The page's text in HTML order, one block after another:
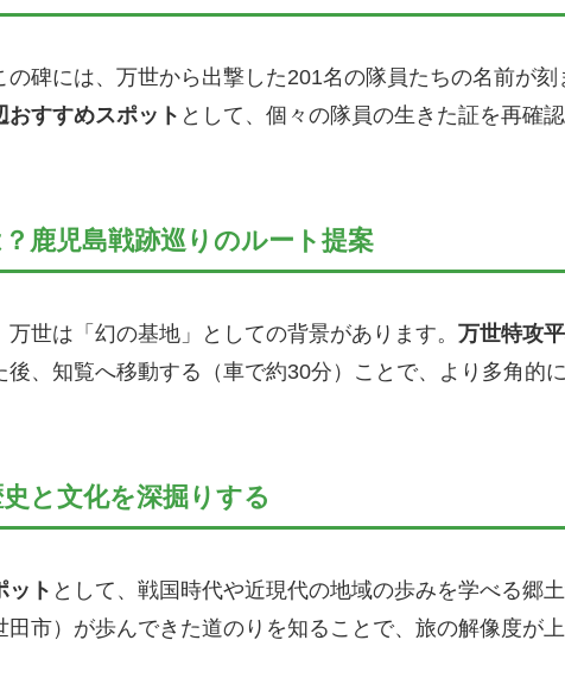
碑には、万世から出撃した201名の隊員たちの名前が刻
すすめスポット として、個々の隊員の生きた証を再確
鹿児島戦跡巡りのルート提案
世は「幻の基地」としての背景があります。 万世特攻
後、知覧へ移動する（車で約30分）ことで、より多角的
と文化を深掘りする
ット として、戦国時代や近現代の地域の歩みを学べる郷
市）が歩んできた道のりを知ることで、旅の解像度が